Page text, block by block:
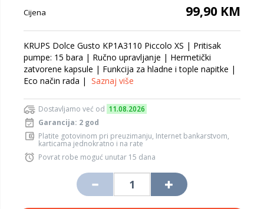
Cijena 99,90 KM
KRUPS Dolce Gusto KP1A3110 Piccolo XS | Pritisak
pumpe: 15 bara | Ručno upravljanje | Hermetički
zatvorene kapsule | Funkcija za hladne i tople napitke |
Eco način rada | Saznaj više
Dostavljamo već od 11.08.2026
Garancija: 2 god
Platite gotovinom pri preuzimanju, Internet bankarstvom,
karticama jednokratno i na rate
Povrat robe moguć unutar 15 dana